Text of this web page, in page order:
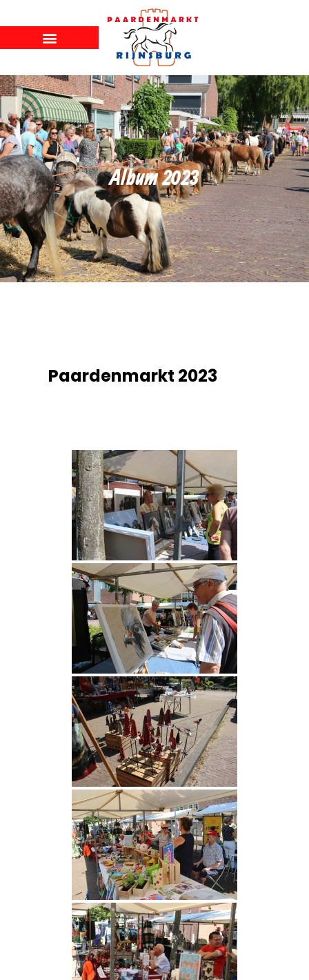
Album 2023
Paardenmarkt 2023